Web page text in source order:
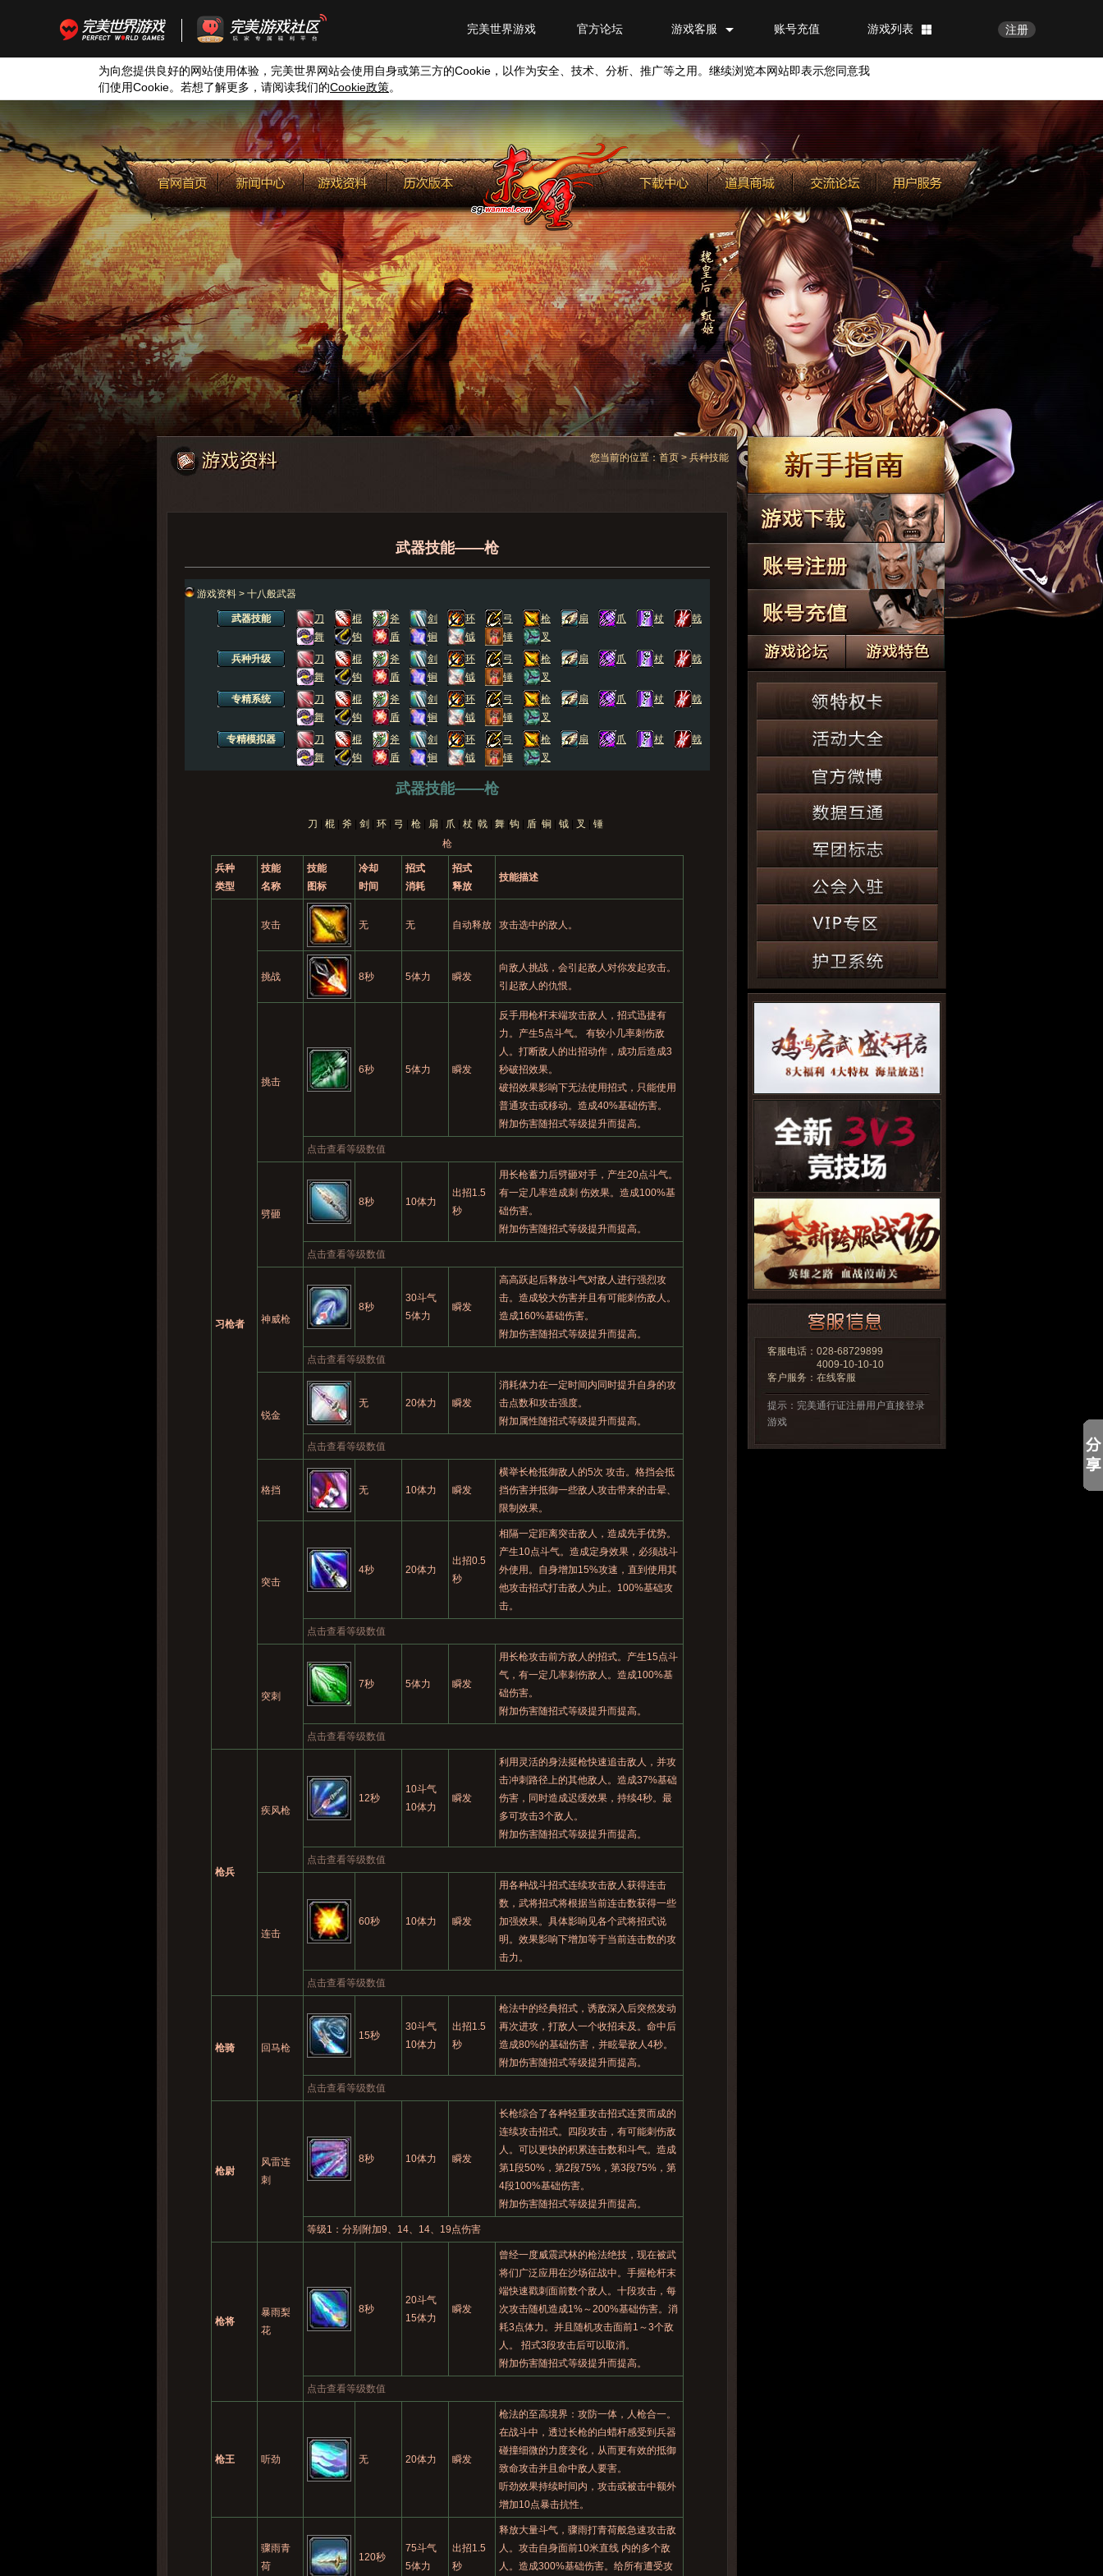
注册
游戏列表
账号充值
游戏客服
官方论坛
完美世界游戏
为向您提供良好的网站使用体验，完美世界网站会使用自身或第三方的Cookie ，以作为安全、技术、分析、推广等之用。继续浏览本网站即表示您同意我
们使用Cookie。若想了解更多，请阅读我们的Cookie政策。
历次版本 下载中心 道具商城 交流论坛 会员特权
您当前的位置： 首页 > 兵种技能
武器技能——枪
武器技能——枪
枪
兵种
类型
技能
名称
技能
图标
冷却
时间
招式
消耗
招式
释放
技能描述
习枪者
攻击 无 无 自动释放 攻击选中的敌人。
挑战 8秒 5体力 瞬发
向敌人挑战，会引起敌人对你发起攻击。
引起敌人的仇恨。
挑击
6秒 5体力 瞬发
反手用枪杆末端攻击敌人，招式迅捷有
力。产生5点斗气。 有较小几率刺伤敌
人。打断敌人的出招动作，成功后造成3
秒破招效果。
破招效果影响下无法使用招式，只能使用
普通攻击或移动。造成40%基础伤害。
附加伤害随招式等级提升而提高。
点击查看等级数值
劈砸
8秒 10体力
出招1.5
秒
用长枪蓄力后劈砸对手，产生20点斗气。
有一定几率造成刺 伤效果。造成100%基
础伤害。
附加伤害随招式等级提升而提高。
点击查看等级数值
神威枪
8秒
30斗气
5体力
瞬发
高高跃起后释放斗气对敌人进行强烈攻
击。造成较大伤害并且有可能刺伤敌人。
造成160%基础伤害。
附加伤害随招式等级提升而提高。
点击查看等级数值
锐金
无 20体力 瞬发
消耗体力在一定时间内同时提升自身的攻
击点数和攻击强度。
附加属性随招式等级提升而提高。
点击查看等级数值
格挡 无 10体力 瞬发
横举长枪抵御敌人的5次 攻击。格挡会抵
挡伤害并抵御一些敌人攻击带来的击晕、
限制效果。
突击
4秒 20体力
出招0.5
秒
相隔一定距离突击敌人，造成先手优势。
产生10点斗气。造成定身效果，必须战斗
外使用。自身增加15%攻速，直到使用其
他攻击招式打击敌人为止。100%基础攻
击。
点击查看等级数值
突刺
7秒 5体力 瞬发
用长枪攻击前方敌人的招式。产生15点斗
气，有一定几率刺伤敌人。造成100%基
础伤害。
附加伤害随招式等级提升而提高。
点击查看等级数值
枪兵
疾风枪
12秒
10斗气
10体力
瞬发
利用灵活的身法挺枪快速追击敌人，并攻
击冲刺路径上的其他敌人。造成37%基础
伤害，同时造成迟缓效果，持续4秒。最
多可攻击3个敌人。
附加伤害随招式等级提升而提高。
点击查看等级数值
连击
60秒 10体力 瞬发
用各种战斗招式连续攻击敌人获得连击
数，武将招式将根据当前连击数获得一些
加强效果。具体影响见各个武将招式说
明。效果影响下增加等于当前连击数的攻
击力。
点击查看等级数值
枪骑 回马枪
15秒
30斗气
10体力
出招1.5
秒
枪法中的经典招式，诱敌深入后突然发动
再次进攻，打敌人一个收招未及。命中后
造成80%的基础伤害，并眩晕敌人4秒。
附加伤害随招式等级提升而提高。
点击查看等级数值
枪尉
风雷连
刺
8秒 10体力 瞬发
长枪综合了各种轻重攻击招式连贯而成的
连续攻击招式。四段攻击，有可能刺伤敌
人。可以更快的积累连击数和斗气。造成
第1段50%，第2段75%，第3段75%，第
4段100%基础伤害。
附加伤害随招式等级提升而提高。
等级1：分别附加9、14、14、19点伤害
枪将
暴雨梨
花
8秒
20斗气
15体力
瞬发
曾经一度威震武林的枪法绝技，现在被武
将们广泛应用在沙场征战中。手握枪杆末
端快速戳刺面前数个敌人。十段攻击，每
次攻击随机造成1%～200%基础伤害。消
耗3点体力。并且随机攻击面前1～3个敌
人。 招式3段攻击后可以取消。
附加伤害随招式等级提升而提高。
点击查看等级数值
枪王 听劲 无 20体力 瞬发
枪法的至高境界：攻防一体，人枪合一。
在战斗中，透过长枪的白蜡杆感受到兵器
碰撞细微的力度变化，从而更有效的抵御
致命攻击并且命中敌人要害。
听劲效果持续时间内，攻击或被击中额外
增加10点暴击抗性。
骤雨青
荷
120秒
75斗气
5体力
出招1.5
秒
释放大量斗气，骤雨打青荷般急速攻击敌
人。攻击自身面前10米直线 内的多个敌
人。造成300%基础伤害。给所有遭受攻